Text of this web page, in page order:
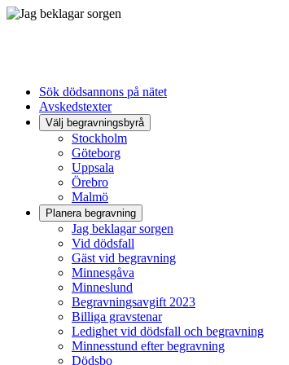
Sök dödsannons på nätet
Avskedstexter
Välj begravningsbyrå
Stockholm
Göteborg
Uppsala
Örebro
Malmö
Planera begravning
Jag beklagar sorgen
Vid dödsfall
Gäst vid begravning
Minnesgåva
Minneslund
Begravningsavgift 2023
Billiga gravstenar
Ledighet vid dödsfall och begravning
Minnesstund efter begravning
Dödsbo